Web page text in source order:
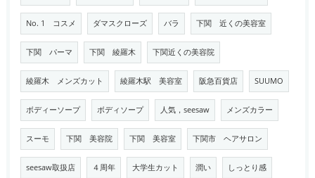
No. 1 コスメ ダマスクローズ バラ 下関 近くの美容室
下関 パーマ 下関 綾羅木 下関近くの美容院
綾羅木 メンズカット 綾羅木駅 美容室 阪急百貨店 SUUMO
ボディーソープ ボディソープ 人気，seesaw メンズカラー
スーモ 下関 美容院 下関 美容室 下関市 ヘアサロン
seesaw取扱店 ４周年 大学生カット 潤い しっとり感